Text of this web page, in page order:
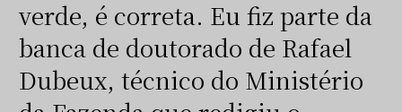
verde, é correta. Eu fiz parte da
banca de doutorado de Rafael
Dubeux, técnico do Ministério